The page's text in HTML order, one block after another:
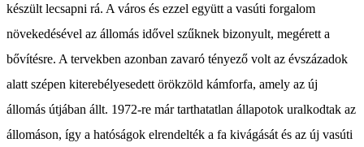
készült lecsapni rá. A város és ezzel együtt a vasúti forgalom
növekedésével az állomás idővel szűknek bizonyult, megérett a
bővítésre. A tervekben azonban zavaró tényező volt az évszázadok
alatt szépen kiterebélyesedett örökzöld kámforfa, amely az új
állomás útjában állt. 1972-re már tarthatatlan állapotok uralkodtak az
állomáson, így a hatóságok elrendelték a fa kivágását és az új vasúti